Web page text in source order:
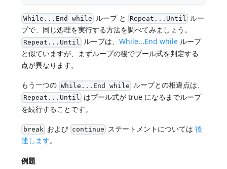
While...End while ループ と Repeat...Until
ルー
プで、同じ処理を実行する方法を調べてみましょう。
Repeat...Until ループは、 While...End whileループ
と似ていますが、まずループの後でブール式を判定する
点が異なります。
もう一つの While...End while ループとの相違点は、
Repeat...Until はブール式が true になるまでループ
を続行することです。
break および continue ステートメントについては後
述します。
例題